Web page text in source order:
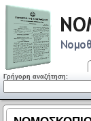
Γρήγορη αναζήτηση: